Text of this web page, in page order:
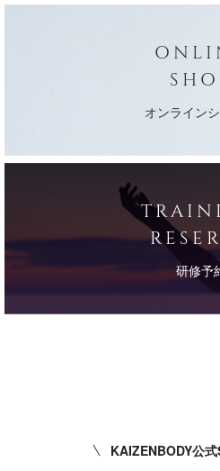
オンライン
研修予
KAIZENBODY公式